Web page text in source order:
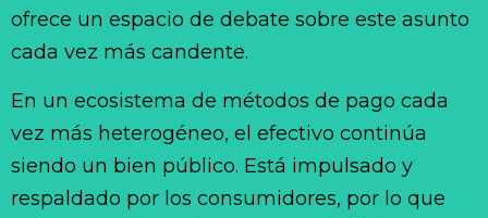
ofrece un espacio de debate sobre este asunto
cada vez más candente.
En un ecosistema de métodos de pago cada
vez más heterogéneo, el efectivo continúa
siendo un bien público. Está impulsado y
respaldado por los consumidores, por lo que